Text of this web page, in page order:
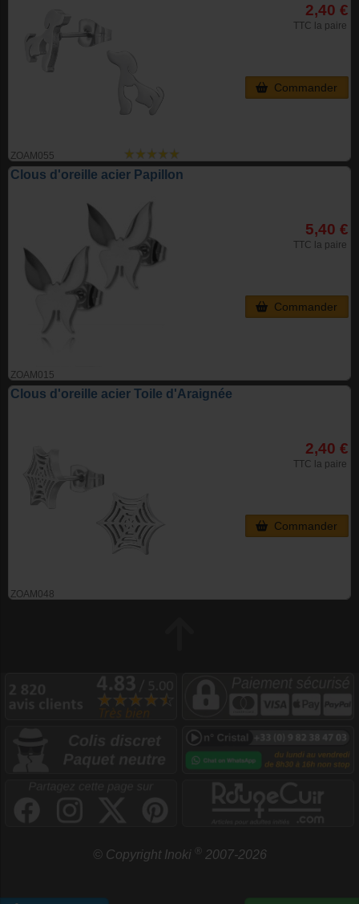
ZOAM055
2,40 €
TTC la paire
Commander
Clous d'oreille acier Papillon
ZOAM015
5,40 €
TTC la paire
Commander
Clous d'oreille acier Toile d'Araignée
ZOAM048
2,40 €
TTC la paire
Commander
© Copyright Inoki ® 2007-2026